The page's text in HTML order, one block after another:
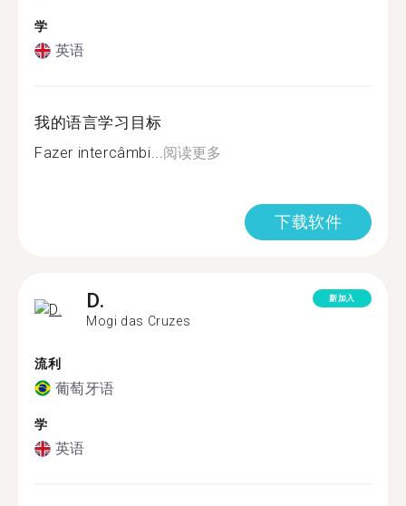
学
英语
我的语言学习目标
Fazer intercâmbi...阅读更多
下载软件
D.
Mogi das Cruzes
新加入
流利
葡萄牙语
学
英语